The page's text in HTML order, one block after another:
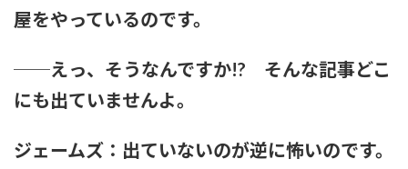
屋をやっているのです。
──えっ、そうなんですか!? そんな記事どこ
にも出ていませんよ。
ジェームズ：出ていないのが逆に怖いのです。